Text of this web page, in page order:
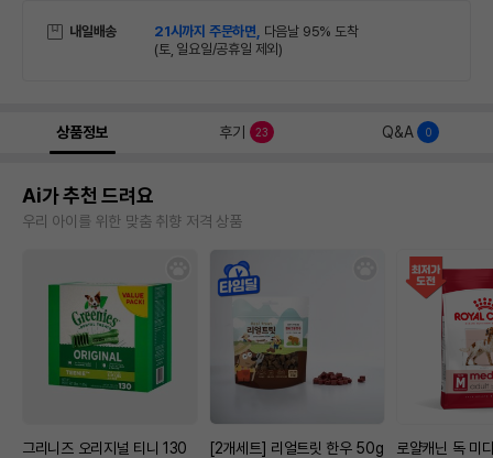
내일배송 21시까지 주문하면, 다음날 95% 도착
(토, 일요일/공휴일 제외)
상품정보 후기 23 Q&A 0
Ai가 추천 드려요
우리 아이를 위한 맞춤 취향 저격 상품
그리니즈 오리지널 티니 130
[2개세트] 리얼트릿 한우 50g
로얄캐닌 독 미